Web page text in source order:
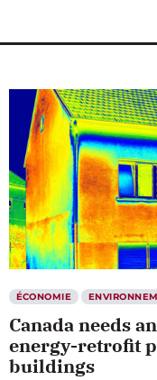
ÉCONOMIE
Canada needs
energy-retrofit
buildings